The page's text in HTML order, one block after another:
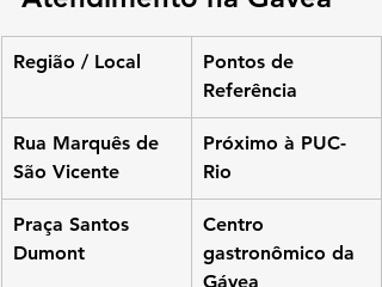
Região / Local
Pontos de
Referência
Rua Marquês de
São Vicente
Próximo à PUC-
Rio
Praça Santos
Dumont
Centro
gastronômico da
Gávea